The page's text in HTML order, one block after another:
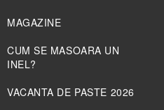
MAGAZINE
CUM SE MASOARA UN
INEL?
VACANTA DE PASTE 2026